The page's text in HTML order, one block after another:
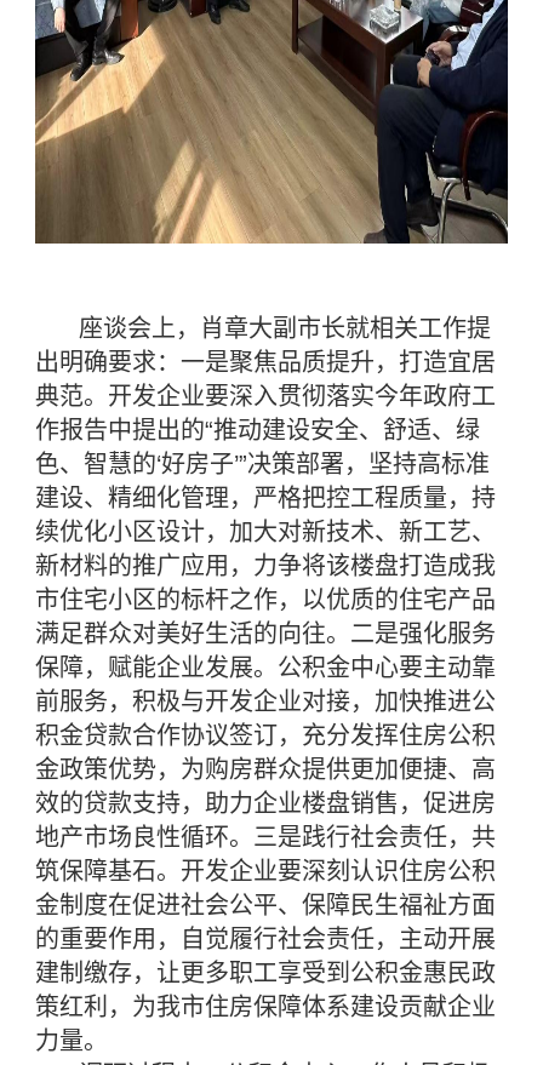
座谈会上，肖章大副市长就相关工作提
出明确要求：一是聚焦品质提升，打造宜居
典范。开发企业要深入贯彻落实今年政府工
作报告中提出的“推动建设安全、舒适、绿
色、智慧的‘好房子’”决策部署，坚持高标准
建设、精细化管理，严格把控工程质量，持
续优化小区设计，加大对新技术、新工艺、
新材料的推广应用，力争将该楼盘打造成我
市住宅小区的标杆之作，以优质的住宅产品
满足群众对美好生活的向往。二是强化服务
保障，赋能企业发展。公积金中心要主动靠
前服务，积极与开发企业对接，加快推进公
积金贷款合作协议签订，充分发挥住房公积
金政策优势，为购房群众提供更加便捷、高
效的贷款支持，助力企业楼盘销售，促进房
地产市场良性循环。三是践行社会责任，共
筑保障基石。开发企业要深刻认识住房公积
金制度在促进社会公平、保障民生福祉方面
的重要作用，自觉履行社会责任，主动开展
建制缴存，让更多职工享受到公积金惠民政
策红利，为我市住房保障体系建设贡献企业
力量。